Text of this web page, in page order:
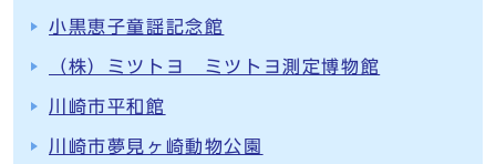
小黒恵子童謡記念館
（株）ミツトヨ ミツトヨ測定博物館
川崎市平和館
川崎市夢見ヶ崎動物公園